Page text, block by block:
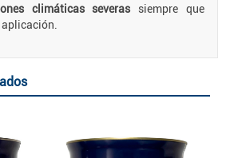
climáticas severas siempre que